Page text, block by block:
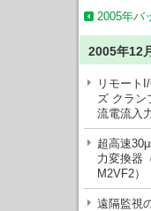
2005年バ
2005年12
リモート
ズ クラン
流電流入
超高速
力変換器
M2VF2）
遠隔監視